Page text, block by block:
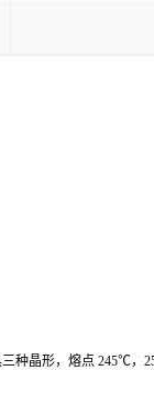
种晶形，熔点 245℃，